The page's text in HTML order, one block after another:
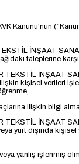
Kanunu'nun
İNŞAAT
taleplerine
TEKSTİL İNŞAAT
kişisel verileri
ilişkin bilgi alma,
TEKSTİL İNŞAAT
yurt dışında kişisel
yanlış işlenmiş